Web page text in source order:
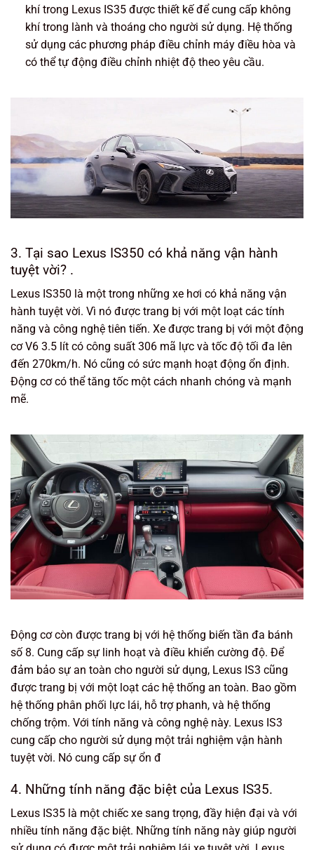
khí trong Lexus IS35 được thiết kế để cung cấp không
khí trong lành và thoáng cho người sử dụng. Hệ thống
sử dụng các phương pháp điều chỉnh máy điều hòa và
có thể tự động điều chỉnh nhiệt độ theo yêu cầu.
3. Tại sao Lexus IS350 có khả năng vận hành
tuyệt vời? .
Lexus IS350 là một trong những xe hơi có khả năng vận
hành tuyệt vời. Vì nó được trang bị với một loạt các tính
năng và công nghệ tiên tiến. Xe được trang bị với một động
cơ V6 3.5 lít có công suất 306 mã lực và tốc độ tối đa lên
đến 270km/h. Nó cũng có sức mạnh hoạt động ổn định.
Động cơ có thể tăng tốc một cách nhanh chóng và mạnh
mẽ.
Động cơ còn được trang bị với hệ thống biến tần đa bánh
số 8. Cung cấp sự linh hoạt và điều khiển cường độ. Để
đảm bảo sự an toàn cho người sử dụng, Lexus IS3 cũng
được trang bị với một loạt các hệ thống an toàn. Bao gồm
hệ thống phân phối lực lái, hỗ trợ phanh, và hệ thống
chống trộm. Với tính năng và công nghệ này. Lexus IS3
cung cấp cho người sử dụng một trải nghiệm vận hành
tuyệt vời. Nó cung cấp sự ổn đ
4. Những tính năng đặc biệt của Lexus IS35.
Lexus IS35 là một chiếc xe sang trọng, đầy hiện đại và với
nhiều tính năng đặc biệt. Những tính năng này giúp người